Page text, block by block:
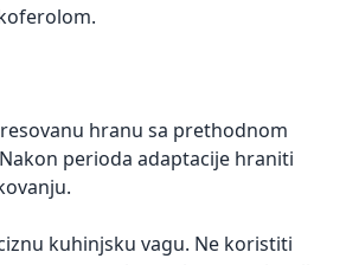
hranu sa prethodnom
perioda adaptacije hraniti
kuhinjsku vagu. Ne koristiti